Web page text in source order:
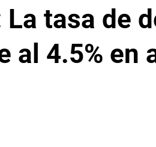
La tasa de
al 4.5% en